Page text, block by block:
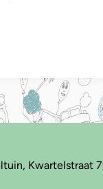
Kwartelstraat